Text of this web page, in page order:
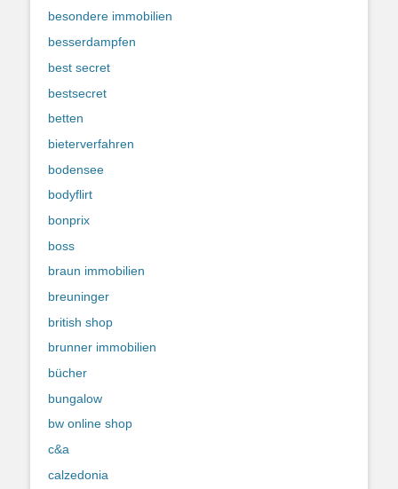
besondere immobilien
besserdampfen
best secret
bestsecret
betten
bieterverfahren
bodensee
bodyflirt
bonprix
boss
braun immobilien
breuninger
british shop
brunner immobilien
bücher
bungalow
bw online shop
c&a
calzedonia